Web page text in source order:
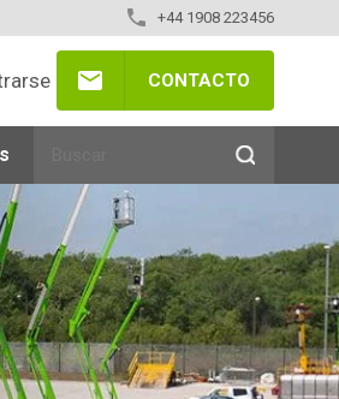
+44 1908 223456
CONTACTO